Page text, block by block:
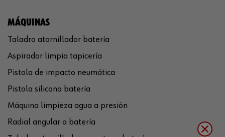
MÁQUINAS
Taladro atornillador batería
Aspirador limpia tapicería
Pistola de impacto neumática
Pistola silicona batería
Máquina limpieza agua a presión
Radial angular a batería